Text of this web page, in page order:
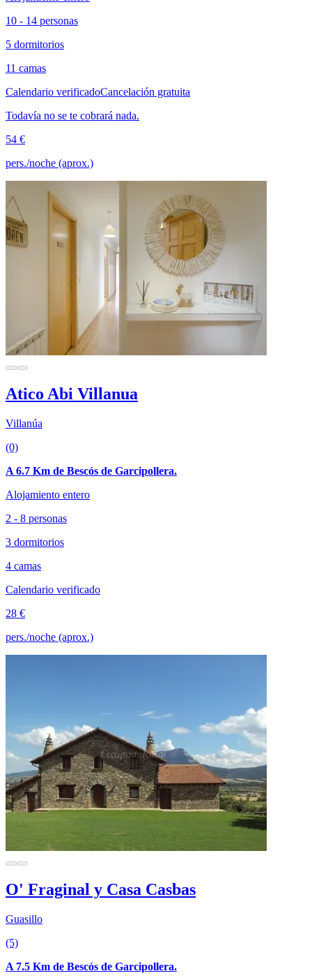
10 - 14 personas
5 dormitorios
11 camas
Calendario verificadoCancelación gratuita
Todavía no se te cobrará nada.
54 €
pers./noche (aprox.)
Atico Abi Villanua
Villanúa
(0)
A 6.7 Km de Bescós de Garcipollera.
Alojamiento entero
2 - 8 personas
3 dormitorios
4 camas
Calendario verificado
28 €
pers./noche (aprox.)
O' Fraginal y Casa Casbas
Guasillo
(5)
A 7.5 Km de Bescós de Garcipollera.